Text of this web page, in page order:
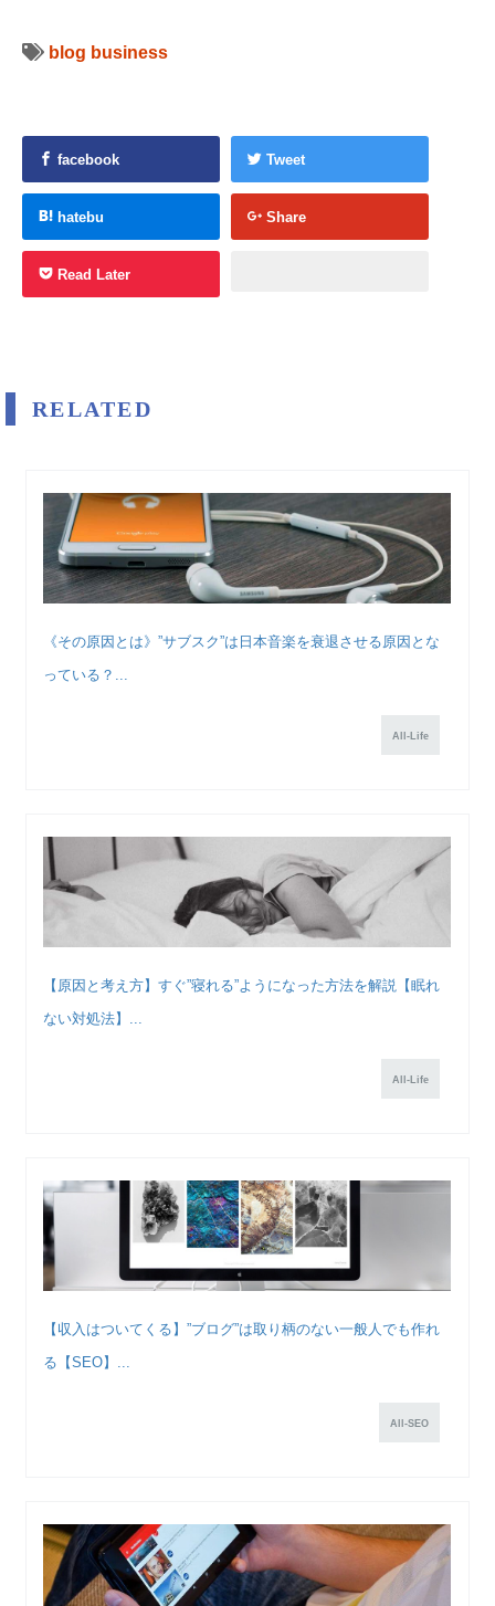
blog business
facebook Tweet
hatebu Share
Read Later
RELATED
《その原因とは》”サブスク”は日本音楽を衰退させる原因とな
っている？...
All-Life
【原因と考え方】すぐ”寝れる”ようになった方法を解説【眠れ
ない対処法】...
All-Life
【収入はついてくる】”ブログ”は取り柄のない一般人でも作れ
る【SEO】...
All-SEO